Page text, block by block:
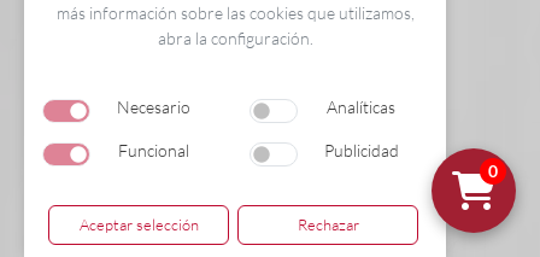
0
más información sobre las cookies que utilizamos,
abra la configuración.
Necesario Analíticas
Funcional Publicidad
Aceptar selección Rechazar
Trabajo en equipo y ética profesional
sanitaria